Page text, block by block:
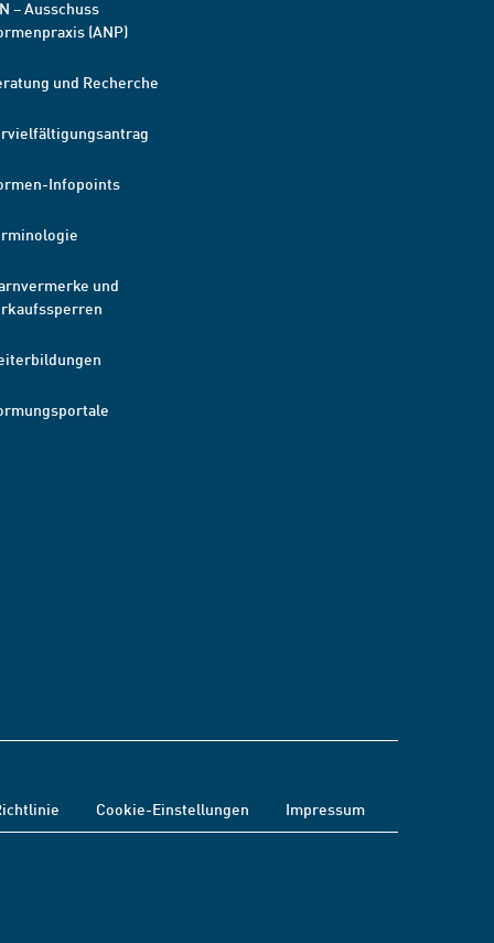
– Ausschuss
(ANP)
und Recherche
Infopoints
und
Cookie-Einstellungen Impressum